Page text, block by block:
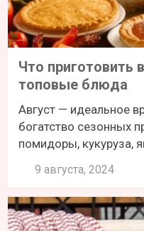
Что приготовить
топовые блюда
Август — идеальное
богатство сезонных
помидоры, кукуруза,
9 августа, 2024